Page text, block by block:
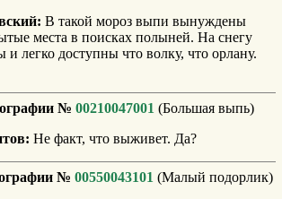
В такой мороз выпи вынуждены
места в поисках полыней. На снегу
и легко доступны что волку, что орлану.
№ 00210047001 (Большая выпь)
Не факт, что выживет. Да?
№ 00550043101 (Малый подорлик)